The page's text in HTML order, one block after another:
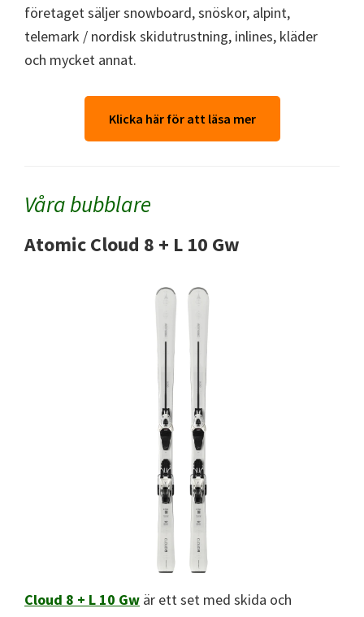
företaget säljer snowboard, snöskor, alpint,
telemark / nordisk skidutrustning, inlines, kläder
och mycket annat.
Klicka här för att läsa mer
Våra bubblare
Atomic Cloud 8 + L 10 Gw
Cloud 8 + L 10 Gw är ett set med skida och